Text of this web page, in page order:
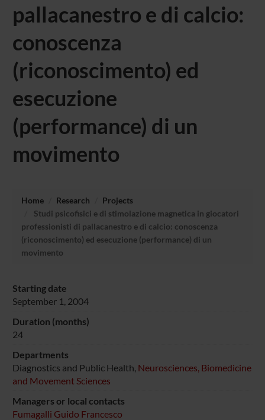
pallacanestro e di calcio:
conoscenza
(riconoscimento) ed
esecuzione
(performance) di un
movimento
Home Research
Projects
Studi psicofisici e di stimolazione magnetica in giocatori
professionisti di pallacanestro e di calcio: conoscenza
(riconoscimento) ed esecuzione (performance) di un
movimento
Starting date
September 1, 2004
Duration (months)
24
Departments
Diagnostics and Public Health, Neurosciences, Biomedicine
and Movement Sciences
Managers or local contacts
Fumagalli Guido Francesco